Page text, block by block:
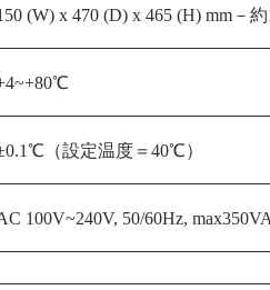
(W) x 470 (D) x 465 (H) mm－
（設定温度＝40℃）
100V~240V, 50/60Hz, max350VA